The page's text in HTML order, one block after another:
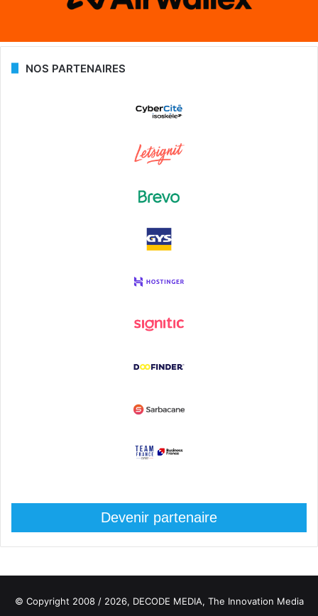
NOS PARTENAIRES
Devenir partenaire
© Copyright 2008 / 2026, DECODE MEDIA, The Innovation Media